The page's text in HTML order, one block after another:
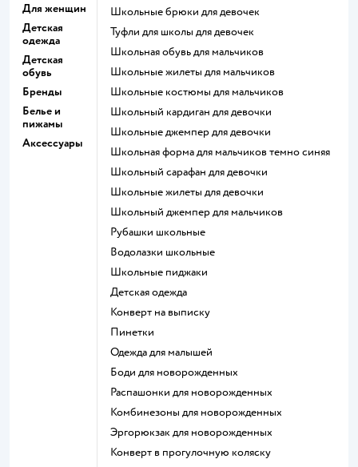
Для женщин
Детская
одежда
Детская
обувь
Бренды
Белье и
пижамы
Аксессуары
Школьные брюки для девочек
Туфли для школы для девочек
Школьная обувь для мальчиков
Школьные жилеты для мальчиков
Школьные костюмы для мальчиков
Школьный кардиган для девочки
Школьные джемпер для девочки
Школьная форма для мальчиков темно синяя
Школьный сарафан для девочки
Школьные жилеты для девочки
Школьный джемпер для мальчиков
Рубашки школьные
Водолазки школьные
Школьные пиджаки
Детская одежда
Конверт на выписку
Пинетки
Одежда для малышей
Боди для новорожденных
Распашонки для новорожденных
Комбинезоны для новорожденных
Эргорюкзак для новорожденных
Конверт в прогулочную коляску